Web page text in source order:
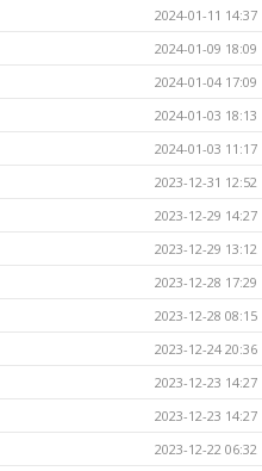
2024-01-11 14:37
2024-01-09 18:09
2024-01-04 17:09
2024-01-03 18:13
2024-01-03 11:17
2023-12-31 12:52
2023-12-29 14:27
2023-12-29 13:12
2023-12-28 17:29
2023-12-28 08:15
2023-12-24 20:36
2023-12-23 14:27
2023-12-23 14:27
2023-12-22 06:32